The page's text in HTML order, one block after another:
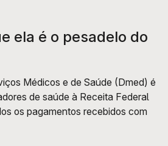
ela é o pesadelo do
Médicos e de Saúde (Dmed) é
de saúde à Receita Federal
os pagamentos recebidos com